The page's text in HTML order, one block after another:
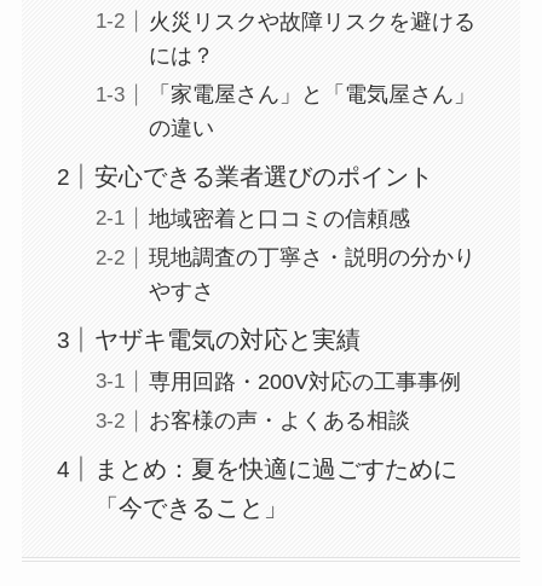
火災リスクや故障リスクを避ける
には？
「家電屋さん」と「電気屋さん」
の違い
安心できる業者選びのポイント
地域密着と口コミの信頼感
現地調査の丁寧さ・説明の分かり
やすさ
ヤザキ電気の対応と実績
専用回路・200V対応の工事事例
お客様の声・よくある相談
まとめ：夏を快適に過ごすために
「今できること」